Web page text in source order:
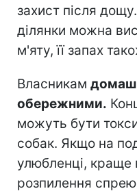
захист після
ділянки можна
м'яту, її запах
Власникам
обережними.
можуть бути
собак. Якщо на
улюбленці, краще
розпилення